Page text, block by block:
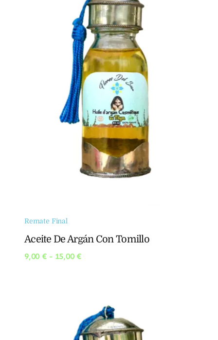
Remate Final
Aceite De Argán Con Tomillo
9,00€ - 15,00€Rango
15,00 €